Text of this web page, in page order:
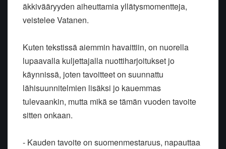
äkkivääryyden aiheuttamia yllätysmomentteja,
veistelee Vatanen.
Kuten tekstissä aiemmin havaittiin, on nuorella
lupaavalla kuljettajalla nuottiharjoitukset jo
käynnissä, joten tavoitteet on suunnattu
lähisuunnitelmien lisäksi jo kauemmas
tulevaankin, mutta mikä se tämän vuoden tavoite
sitten onkaan.
- Kauden tavoite on suomenmestaruus, napauttaa